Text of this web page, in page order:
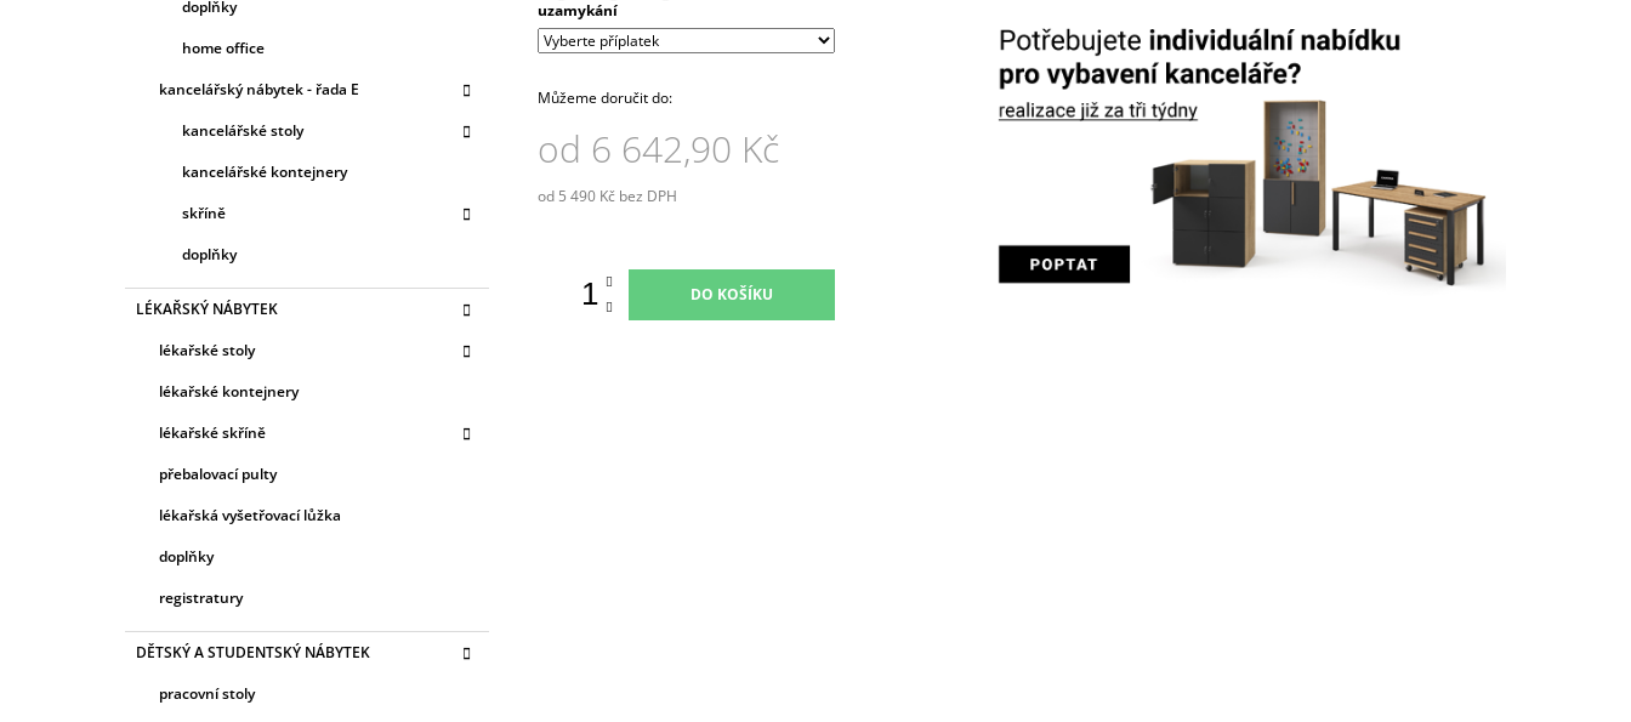
doplňky
home office
kancelářský nábytek - řada E
kancelářské stoly
kancelářské kontejnery
skříně
doplňky
LÉKAŘSKÝ NÁBYTEK
lékařské stoly
lékařské kontejnery
lékařské skříně
přebalovací pulty
lékařská vyšetřovací lůžka
doplňky
registratury
DĚTSKÝ A STUDENTSKÝ NÁBYTEK
pracovní stoly
uzamykání
Můžeme doručit do:
od 6 642,90 Kč
od 5 490 Kč bez DPH
DO KOŠÍKU